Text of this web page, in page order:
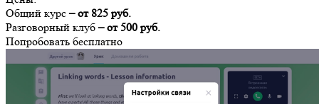
Общий курс– от 825 руб.
Разговорный клуб– от 500 руб.
Попробовать бесплатно